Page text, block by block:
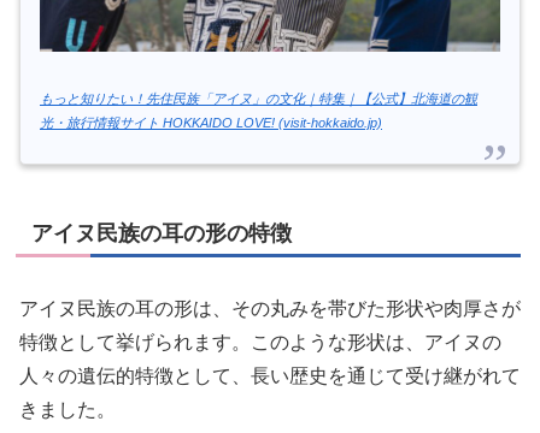
もっと知りたい！先住民族「アイヌ」の文化｜特集｜【公式】北海道の観
光・旅行情報サイト HOKKAIDO LOVE! (visit-hokkaido.jp)
アイヌ民族の耳の形の特徴
アイヌ民族の耳の形は、その丸みを帯びた形状や肉厚さが
特徴として挙げられます。このような形状は、アイヌの
人々の遺伝的特徴として、長い歴史を通じて受け継がれて
きました。